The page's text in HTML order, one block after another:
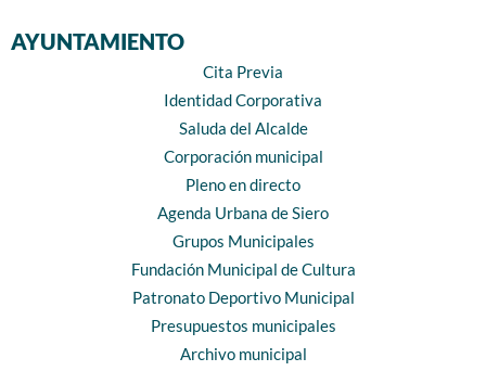
AYUNTAMIENTO
Cita Previa
Identidad Corporativa
Saluda del Alcalde
Corporación municipal
Pleno en directo
Agenda Urbana de Siero
Grupos Municipales
Fundación Municipal de Cultura
Patronato Deportivo Municipal
Presupuestos municipales
Archivo municipal